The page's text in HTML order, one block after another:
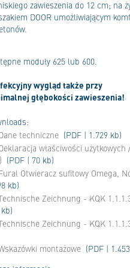
zawieszenia do 12 cm; na
DOOR umożliwiającym
moduły 625 lub 600.
wygląd także przy
głębokości zawieszenia!
techniczne (PDF | 1.729 kb)
właściwości użytkowych
(PDF | 70 kb)
Otwieracz sufitowy Omega,
kb)
Zeichnung - KQK
Zeichnung - KQK
montażowe (PDF |